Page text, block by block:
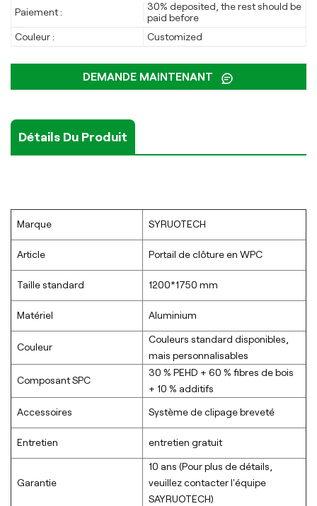
Paiement :
30% deposited, the rest should be
paid before
Couleur :
Customized
DEMANDE MAINTENANT
Détails Du Produit
Marque SYRUOTECH
Article Portail de clôture en WPC
Taille standard 1200*1750 mm
Matériel Aluminium
Couleur
Couleurs standard disponibles,
mais personnalisables
Composant SPC
30 % PEHD + 60 % fibres de bois
+ 10 % additifs
Accessoires Système de clipage breveté
Entretien entretien gratuit
Garantie
10 ans (Pour plus de détails,
veuillez contacter l'équipe
SAYRUOTECH)